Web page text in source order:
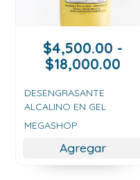
$4,500.00 -
$18,000.00
DESENGRASANTE
ALCALINO EN GEL
MEGASHOP
Agregar